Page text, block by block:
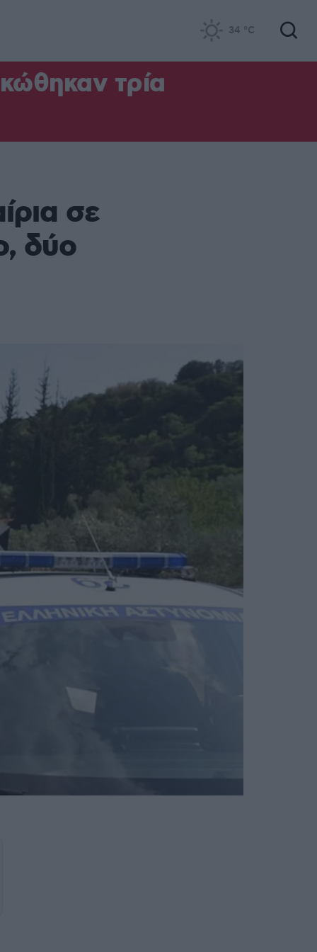
34 °C
τρία
σε
δύο